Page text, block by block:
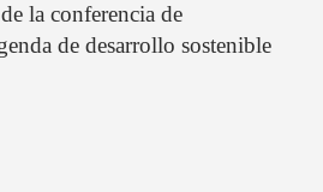
la conferencia de
de desarrollo sostenible